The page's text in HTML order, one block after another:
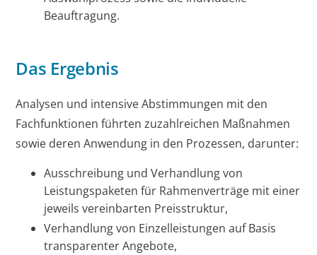
Beauftragung.
Das Ergebnis
Analysen und intensive Abstimmungen mit den
Fachfunktionen führten zuzahlreichen Maßnahmen
sowie deren Anwendung in den Prozessen, darunter:
Ausschreibung und Verhandlung von
Leistungspaketen für Rahmenverträge mit einer
jeweils vereinbarten Preisstruktur,
Verhandlung von Einzelleistungen auf Basis
transparenter Angebote,